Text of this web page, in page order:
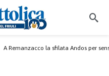
A Remanzacco la sfilata Andos per